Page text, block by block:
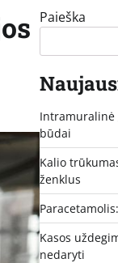
Paieška
Intramuralinė
būdai
Kalio
ženklus
Kasos
nedaryti